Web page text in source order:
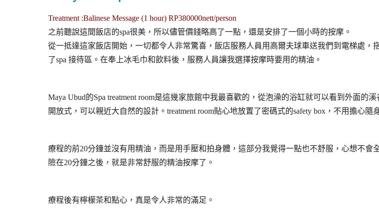
Treatment :Balinese Message (1 hour) RP380000nett/person
之前聽說這間飯店的spa很美，所以儘管價錢略高了一點，還是安排了一個小時的按摩。
從一抵達這家飯店開始，一切都令人非常驚喜，飯店服務人員用高爾夫球車送我們到電梯處，
了spa 接待區。在奉上冰毛巾和飲料後，服務人員讓我選擇按摩時要用的精油。
Maya Ubud的Spa treatment room是這幾家旅館中我最喜歡的，從泡澡的浴缸就可以看到外面的
開放式，可以親近大自然的設計。treatment room貼心地放置了密碼式的safety box，不用擔心隨
療程的前20分鐘並沒有用精油，而是用手壓和拍身體，這部分我覺得一點也不舒服，心想不會
險在20分鐘之後，就是非常舒服的精油按摩了。
療程後有檸檬茶和點心，真是令人非常的滿足。